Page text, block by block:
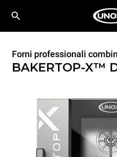
Forni professionali
BAKERTOP-X™